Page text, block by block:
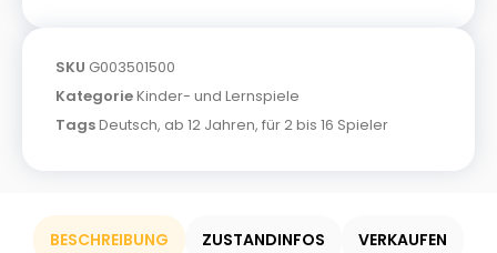
SKU G003501500
KategorieKinder- und Lernspiele
TagsDeutsch, ab 12 Jahren, für 2 bis 16 Spieler
BESCHREIBUNG ZUSTANDINFOS VERKAUFEN